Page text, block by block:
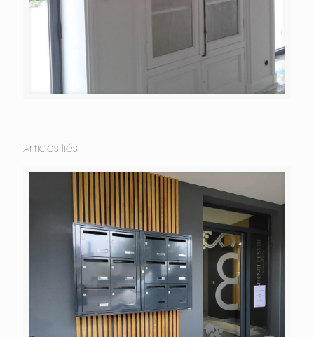
Articles liés